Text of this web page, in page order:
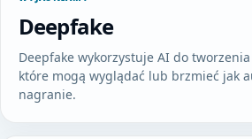
Deepfake
Deepfake wykorzystuje AI do tworzenia
które mogą wyglądać lub brzmieć jak
nagranie.